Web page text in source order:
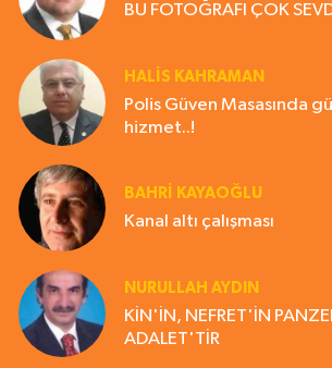
BU FOTOĞRAFI ÇOK
HALIS KAHRAMAN
Polis Güven Masasında
hizmet..!
BAHRI KAYAOĞLU
Kanal altı çalışması
NURULLAH AYDIN
KİN'İN, NEFRET'İN
ADALET'TİR